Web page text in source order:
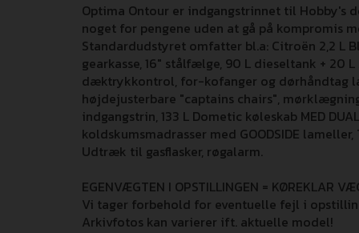
Optima Ontour er indgangstrinnet til Hobby's
noget for pengene uden at gå på kompromis
Standardudstyret omfatter bl.a: Citroën 2,2 L
gearkasse, 16" stålfælge, 90 L dieseltank +
dæktrykkontrol, for-kofanger og dørhåndtag
højdejusterbare "captains chairs",
indgangstrin, 133 L Dometic køleskab MED
koldskumsmadrasser med GOODSIDE
Udtræk til gasflasker, røgalarm.
EGENVÆGTEN I OPSTILLINGEN = KØREKLAR
Vi tager forbehold for eventuelle fejl i
Arkivfotos kan varierer ift. aktuelle model!